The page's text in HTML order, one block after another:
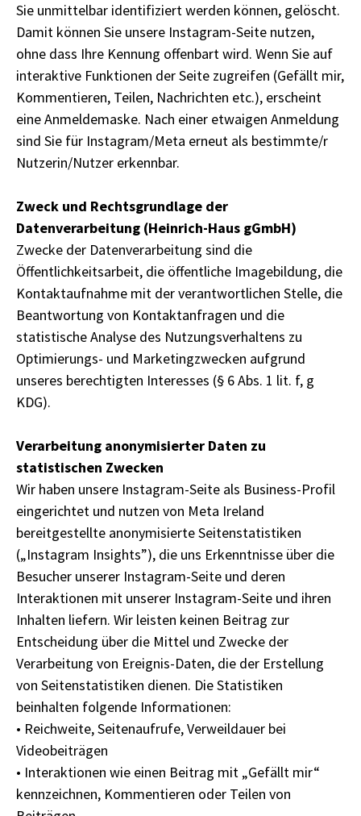
Sie unmittelbar identifiziert werden können, gelöscht.
Damit können Sie unsere Instagram-Seite nutzen,
ohne dass Ihre Kennung offenbart wird. Wenn Sie auf
interaktive Funktionen der Seite zugreifen (Gefällt mir,
Kommentieren, Teilen, Nachrichten etc.), erscheint
eine Anmeldemaske. Nach einer etwaigen Anmeldung
sind Sie für Instagram/Meta erneut als bestimmte/r
Nutzerin/Nutzer erkennbar.
Zweck und Rechtsgrundlage der
Datenverarbeitung (Heinrich-Haus gGmbH)
Zwecke der Datenverarbeitung sind die
Öffentlichkeitsarbeit, die öffentliche Imagebildung, die
Kontaktaufnahme mit der verantwortlichen Stelle, die
Beantwortung von Kontaktanfragen und die
statistische Analyse des Nutzungsverhaltens zu
Optimierungs- und Marketingzwecken aufgrund
unseres berechtigten Interesses (§ 6 Abs. 1 lit. f, g
KDG).
Verarbeitung anonymisierter Daten zu
statistischen Zwecken
Wir haben unsere Instagram-Seite als Business-Profil
eingerichtet und nutzen von Meta Ireland
bereitgestellte anonymisierte Seitenstatistiken
(„Instagram Insights”), die uns Erkenntnisse über die
Besucher unserer Instagram-Seite und deren
Interaktionen mit unserer Instagram-Seite und ihren
Inhalten liefern. Wir leisten keinen Beitrag zur
Entscheidung über die Mittel und Zwecke der
Verarbeitung von Ereignis-Daten, die der Erstellung
von Seitenstatistiken dienen. Die Statistiken
beinhalten folgende Informationen:
• Reichweite, Seitenaufrufe, Verweildauer bei
Videobeiträgen
• Interaktionen wie einen Beitrag mit „Gefällt mir“
kennzeichnen, Kommentieren oder Teilen von